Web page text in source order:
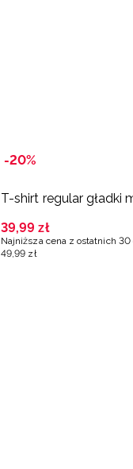
-20%
T-shirt regular gładki
39,99 zł
Najniższa cena z ostatnich
49,99 zł